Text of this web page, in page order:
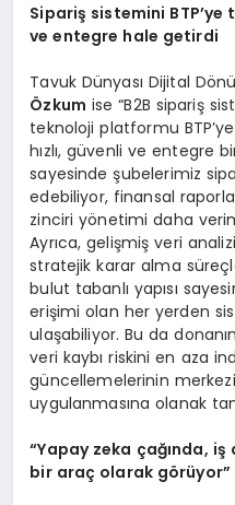
Sipariş sistemini BTP’ye
ve entegre hale getirdi
Tavuk Dünyası Dijital
Özkum ise “B2B sipariş
teknoloji platformu
hızlı, güvenli ve entegre
sayesinde şubelerimiz
edebiliyor, finansal
zinciri yönetimi daha
Ayrıca, gelişmiş veri
stratejik karar alma
bulut tabanlı yapısı
erişimi olan her yerden
ulaşabiliyor. Bu da
veri kaybı riskini en aza
güncellemelerinin
uygulanmasına olanak
“Yapay zeka çağında,
bir araç olarak görüyor”